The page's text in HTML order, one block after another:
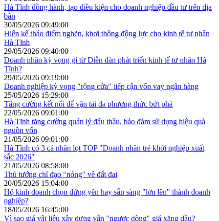
Hà Tĩnh đồng hành, tạo điều kiện cho doanh nghiệp đầu tư trên địa
bàn
30/05/2026 09:49:00
Hiến kế tháo điểm nghẽn, khơi thông động lực cho kinh tế tư nhân
Hà Tĩnh
29/05/2026 09:40:00
Doanh nhân kỳ vọng gì từ Diễn đàn phát triển kinh tế tư nhân Hà
Tĩnh?
29/05/2026 09:19:00
Doanh nghiệp kỳ vọng "rộng cửa" tiếp cận vốn vay ngân hàng
25/05/2026 15:29:00
Tăng cường kết nối để vận tải đa phương thức bứt phá
22/05/2026 09:01:00
Hà Tĩnh tăng cường quản lý đấu thầu, bảo đảm sử dụng hiệu quả
nguồn vốn
21/05/2026 09:01:00
Hà Tĩnh có 3 cá nhân lọt TOP "Doanh nhân trẻ khởi nghiệp xuất
sắc 2026"
21/05/2026 08:58:00
Thủ tướng chỉ đạo "nóng" về đất đai
20/05/2026 15:04:00
Hộ kinh doanh chọn đứng yên hay sẵn sàng "lớn lên" thành doanh
nghiệp?
18/05/2026 16:45:00
Vì sao giá vật liệu xây dựng vẫn "ngược dòng" giá xăng dầu?